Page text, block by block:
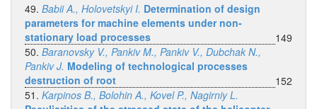
49. Babii A., Holovetskyi I. Determination of design
parameters for machine elements under non-
stationary load processes
149
50. Baranovsky V., Pankiv M., Pankiv V., Dubchak N.,
Pankiv J. Modeling of technological processes
destruction of root
152
51. Karpinos B., Bolohin A., Kovel P., Nagirniy L.